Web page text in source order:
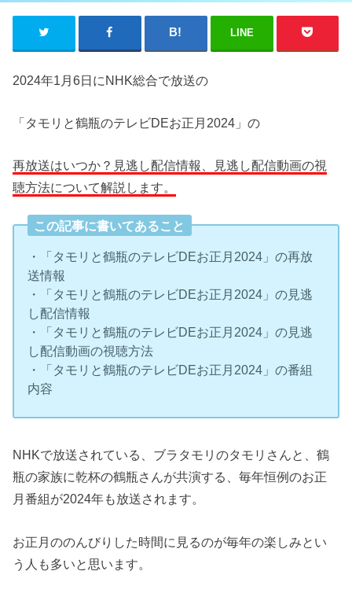
LINE
2024年1月6日にNHK総合で放送の
「タモリと鶴瓶のテレビDEお正月2024」の
再放送はいつか？見逃し配信情報、見逃し配信動画の視
聴方法について解説します。
この記事に書いてあること
・「タモリと鶴瓶のテレビDEお正月2024」の再放
送情報
・「タモリと鶴瓶のテレビDEお正月2024」の見逃
し配信情報
・「タモリと鶴瓶のテレビDEお正月2024」の見逃
し配信動画の視聴方法
・「タモリと鶴瓶のテレビDEお正月2024」の番組
内容
NHKで放送されている、ブラタモリのタモリさんと、鶴
瓶の家族に乾杯の鶴瓶さんが共演する、毎年恒例のお正
月番組が2024年も放送されます。
お正月ののんびりした時間に見るのが毎年の楽しみとい
う人も多いと思います。